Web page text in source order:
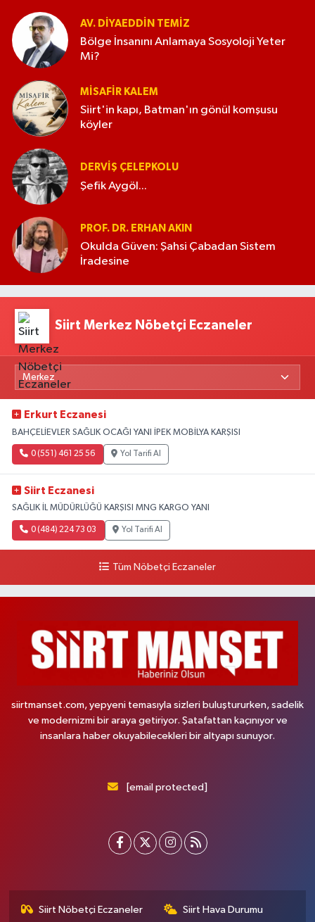
AV. DIYAEDDIN TEMIZ
Bölge İnsanını Anlamaya Sosyoloji Yeter
Mi?
MISAFIR KALEM
Siirt'in kapı, Batman'ın gönül komşusu
köyler
DERVIŞ ÇELEPKOLU
Şefik Aygöl...
PROF. DR. ERHAN AKIN
Okulda Güven: Şahsi Çabadan Sistem
İradesine
Siirt Merkez Nöbetçi Eczaneler
Erkurt Eczanesi
BAHÇELİEVLER SAĞLIK OCAĞI YANI İPEK MOBİLYA KARŞISI
0 (551) 461 25 56 Yol Tarifi Al
Siirt Eczanesi
SAĞLIK İL MÜDÜRLÜĞÜ KARŞISI MNG KARGO YANI
0 (484) 224 73 03 Yol Tarifi Al
Tüm Nöbetçi Eczaneler
siirtmanset.com, yepyeni temasıyla sizleri buluştururken, sadelik
ve modernizmi bir araya getiriyor. Şatafattan kaçınıyor ve
insanlara haber okuyabilecekleri bir altyapı sunuyor.
[email protected]
Siirt Nöbetçi Eczaneler Siirt Hava Durumu